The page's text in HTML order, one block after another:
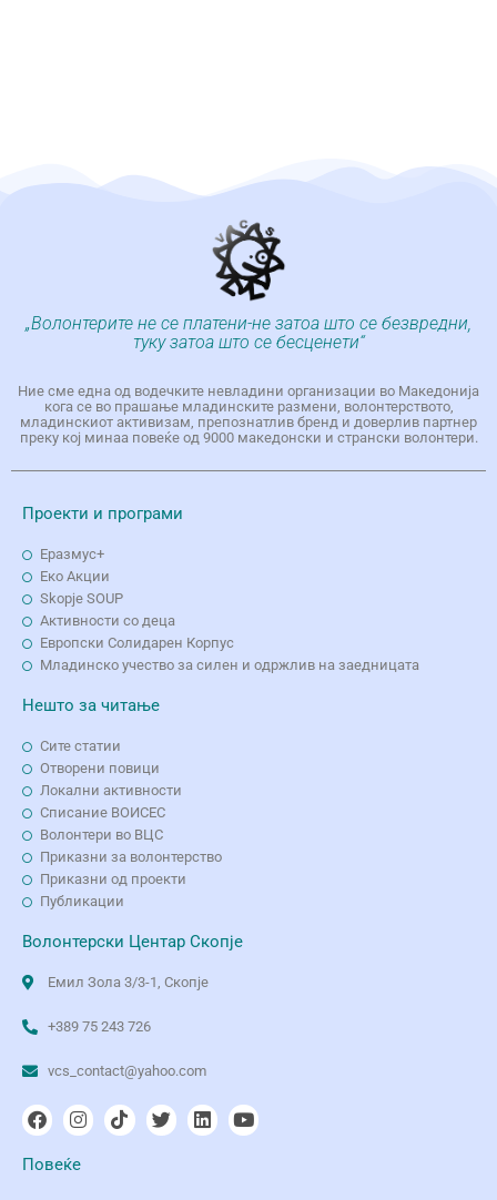
„Волонтерите не се платени-не затоа што се безвредни,
туку затоа што се бесценети“
Ние сме една од водечките невладини организации во Македонија
кога се во прашање младинските размени, волонтерството,
младинскиот активизам, препознатлив бренд и доверлив партнер
преку кој минаа повеќе од 9000 македонски и странски волонтери.
Проекти и програми
Еразмус+
Еко Aкции
Skopje SOUP
Активности со деца
Европски Солидарен Корпус
Младинско учество за силен и одржлив на заедницата
Нешто за читање
Сите статии
Отворени повици
Локални активности
Списание ВОИСЕС
Волонтери во ВЦС
Приказни за волонтерство
Приказни од проекти
Публикации
Волонтерски Центар Скопје
Емил Зола 3/3-1, Скопје
+389 75 243 726
vcs_contact@yahoo.com
Повеќе